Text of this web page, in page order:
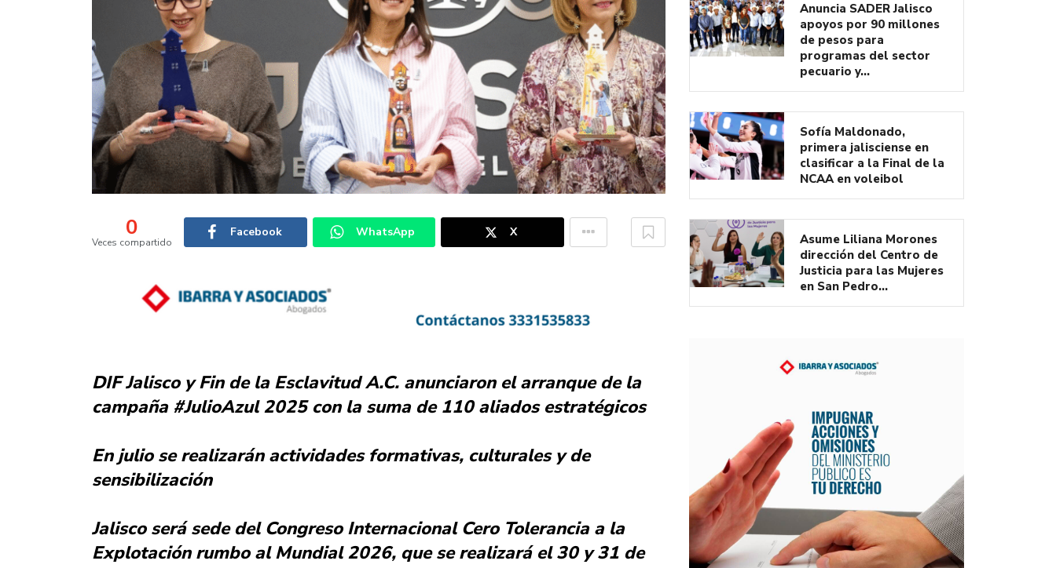
0
Veces compartido
Facebook WhatsApp X
DIF Jalisco y Fin de la Esclavitud A.C. anunciaron el arranque de la
campaña #JulioAzul 2025 con la suma de 110 aliados estratégicos
En julio se realizarán actividades formativas, culturales y de
sensibilización
Jalisco será sede del Congreso Internacional Cero Tolerancia a la
Explotación rumbo al Mundial 2026, que se realizará el 30 y 31 de
Anuncia SADER Jalisco
apoyos por 90 millones
de pesos para
programas del sector
pecuario y…
Sofía Maldonado,
primera jalisciense en
clasificar a la Final de la
NCAA en voleibol
Asume Liliana Morones
dirección del Centro de
Justicia para las Mujeres
en San Pedro…